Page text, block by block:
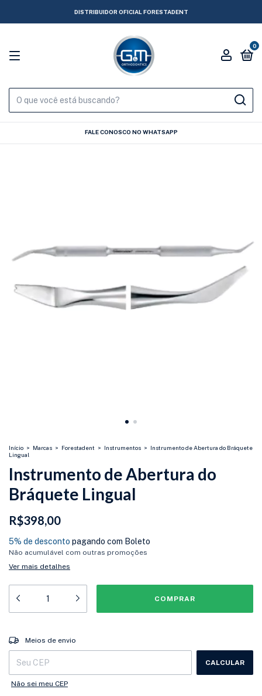
DISTRIBUIDOR OFICIAL FORESTADENT
0
FALE CONOSCO NO WHATSAPP
Início > Marcas > Forestadent > Instrumentos > Instrumento de Abertura do Bráquete
Lingual
Instrumento de Abertura do
Bráquete Lingual
R$398,00
5% de desconto pagando com Boleto
Não acumulável com outras promoções
Ver mais detalhes
Entregas para o CEP:
Meios de envio
CALCULAR
Não sei meu CEP